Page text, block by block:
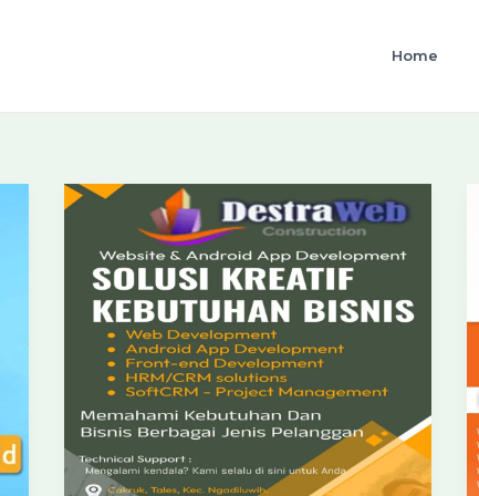
Home